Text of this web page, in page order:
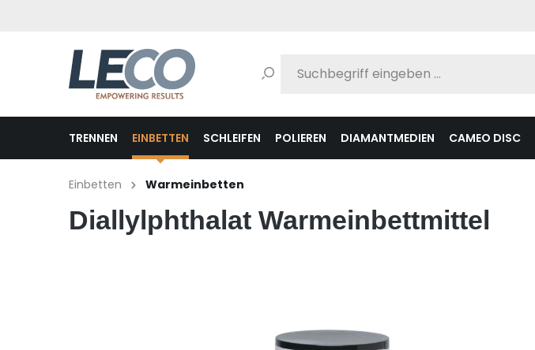
TRENNEN EINBETTEN SCHLEIFEN POLIEREN DIAMANTMEDIEN CAMEO DISC
Einbetten Warmeinbetten
Diallylphthalat Warmeinbettmittel